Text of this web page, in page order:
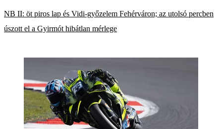
NB II: öt piros lap és Vidi-győzelem Fehérváron; az utolsó percben
úszott el a Gyirmót hibátlan mérlege